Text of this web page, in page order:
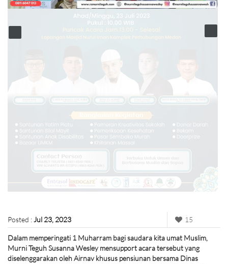
Posted :Jul 23, 2023 15
Dalam memperingati 1 Muharram bagi saudara kita umat Muslim,
Murni Teguh Susanna Wesley mensupport acara tersebut yang
diselenggarakan oleh Airnav khusus pensiunan bersama Dinas